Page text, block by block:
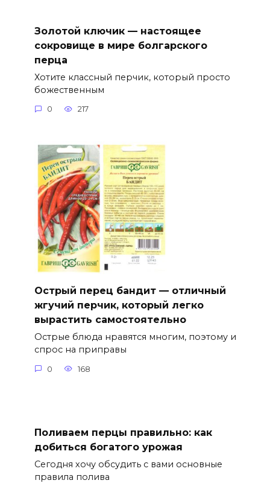
Золотой ключик — настоящее
сокровище в мире болгарского
перца
Хотите классный перчик, который просто
божественным
0 217
Острый перец бандит — отличный
жгучий перчик, который легко
вырастить самостоятельно
Острые блюда нравятся многим, поэтому и
спрос на приправы
0 168
Поливаем перцы правильно: как
добиться богатого урожая
Сегодня хочу обсудить с вами основные
правила полива